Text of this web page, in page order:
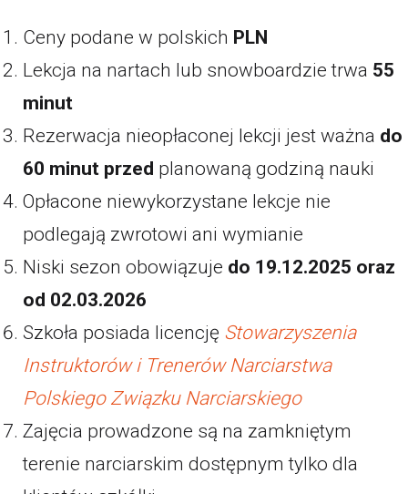
Ceny podane w polskich PLN
Lekcja na nartach lub snowboardzie trwa 55
minut
Rezerwacja nieopłaconej lekcji jest ważna do
60 minut przed planowaną godziną nauki
Opłacone niewykorzystane lekcje nie
podlegają zwrotowi ani wymianie
Niski sezon obowiązuje do 19.12.2025 oraz
od 02.03.2026
Szkoła posiada licencję Stowarzyszenia
Instruktorów i Trenerów Narciarstwa
Polskiego Związku Narciarskiego
Zajęcia prowadzone są na zamkniętym
terenie narciarskim dostępnym tylko dla